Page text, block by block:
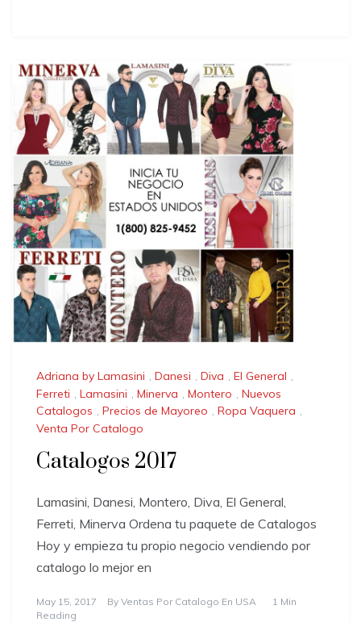
Adriana by Lamasini , Danesi , Diva , El General ,
Ferreti , Lamasini , Minerva , Montero , Nuevos
Catalogos , Precios de Mayoreo , Ropa Vaquera ,
Venta Por Catalogo
Catalogos 2017
Lamasini, Danesi, Montero, Diva, El General,
Ferreti, Minerva Ordena tu paquete de Catalogos
Hoy y empieza tu propio negocio vendiendo por
catalogo lo mejor en
May 15, 2017 By Ventas Por Catalogo En USA
1 Min
Reading